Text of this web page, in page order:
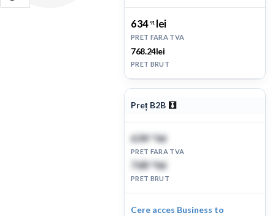
634 91lei
PRET FARA TVA
768.24lei
PRET BRUT
Preț B2B
634 lei
PRET FARA TVA
768 lei
PRET BRUT
Cere acces Business to